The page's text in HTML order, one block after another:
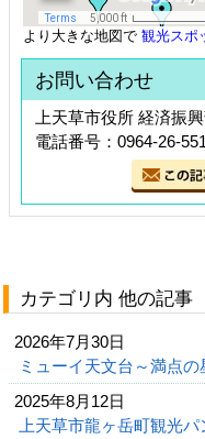
より大きな地図で 観光スポ
お問い合わせ
上天草市役所 経済振
電話番号：0964-26-
カテゴリ内 他の記事
2026年7月30日
ミューイ天文台～満点の
2025年8月12日
上天草市龍ヶ岳町観光パ